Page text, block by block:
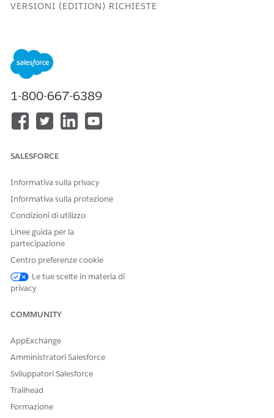
VERSIONI (EDITION) RICHIESTE
Disponibile in: Versioni
Edition e
Services Cloud
Per clonare l'OmniScript
OmniScript
Attendere qualche istante la visualizzazione elenco
Omniscripts.
SelezionareFSCRtl/LockUnlockCard
Fare clic suNuova versione
Fare clic su
1-800-667-6389
SALESFORCE
Informativa sulla privacy
Informativa sulla protezione
Condizioni di utilizzo
Linee guida per la
partecipazione
Centro preferenze cookie
Le tue scelte in materia di
privacy
COMMUNITY
AppExchange
Amministratori Salesforce
Sviluppatori Salesforce
Trailhead
Formazione